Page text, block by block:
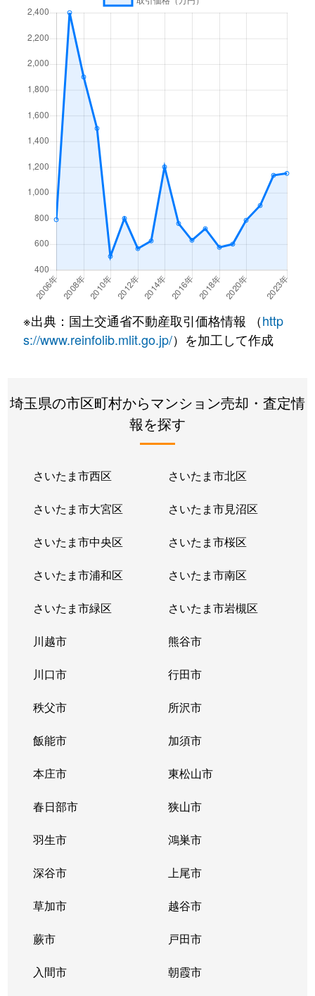
※出典：国土交通省不動産取引価格情報 （http
s://www.reinfolib.mlit.go.jp/）を加工して作成
埼玉県の市区町村からマンション売却・査定情
報を探す
さいたま市西区 さいたま市北区
さいたま市大宮区 さいたま市見沼区
さいたま市中央区 さいたま市桜区
さいたま市浦和区 さいたま市南区
さいたま市緑区 さいたま市岩槻区
川越市 熊谷市
川口市 行田市
秩父市 所沢市
飯能市 加須市
本庄市 東松山市
春日部市 狭山市
羽生市 鴻巣市
深谷市 上尾市
草加市 越谷市
蕨市 戸田市
入間市 朝霞市